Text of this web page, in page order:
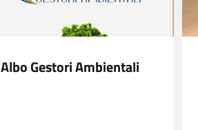
Albo Gestori Ambientali